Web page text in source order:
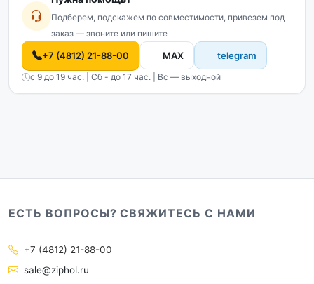
Подберем, подскажем по совместимости, привезем под
заказ — звоните или пишите
+7 (4812) 21-88-00 MAX telegram
с 9 до 19 час. | Сб - до 17 час. | Вс — выходной
ЕСТЬ ВОПРОСЫ? СВЯЖИТЕСЬ С НАМИ
+7 (4812) 21-88-00
sale@ziphol.ru